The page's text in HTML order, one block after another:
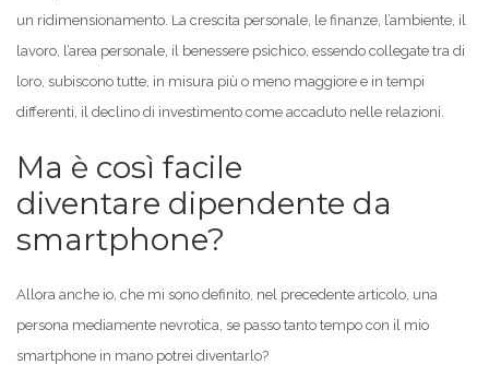
un ridimensionamento. La crescita personale, le finanze, l’ambiente, il
lavoro, l’area personale, il benessere psichico, essendo collegate tra di
loro, subiscono tutte, in misura più o meno maggiore e in tempi
differenti, il declino di investimento come accaduto nelle relazioni.
Ma è così facile
diventare dipendente da
smartphone?
Allora anche io, che mi sono definito, nel precedente articolo, una
persona mediamente nevrotica, se passo tanto tempo con il mio
smartphone in mano potrei diventarlo?